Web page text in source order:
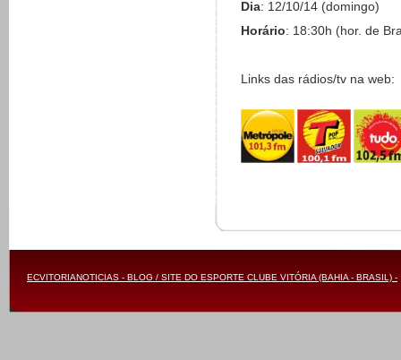
Dia: 12/10/14 (domingo)
Horário: 18:30h (hor. de
Links das rádios/tv na web:
ECVITORIANOTICIAS - BLOG / SITE DO ESPORTE CLUBE VITÓRIA (BAHIA - BRASIL) -